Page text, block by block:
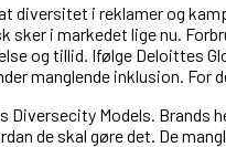
i reklamer og
i markedet lige nu.
og tillid. Ifølge Deloittes
manglende inklusion.
Diversecity Models. Brands
de skal gøre det. De